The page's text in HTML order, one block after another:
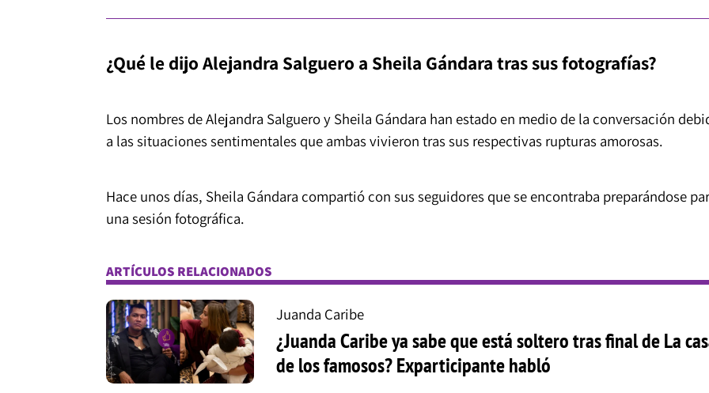
¿Qué le dijo Alejandra Salguero a Sheila Gándara tras sus fotografías?
Los nombres de Alejandra Salguero y Sheila Gándara han estado en medio de la conversación
a las situaciones sentimentales que ambas vivieron tras sus respectivas rupturas amorosas.
Hace unos días, Sheila Gándara compartió con sus seguidores que se encontraba preparándose
una sesión fotográfica.
ARTÍCULOS RELACIONADOS
Juanda Caribe
¿Juanda Caribe ya sabe que está soltero tras final de La
de los famosos? Exparticipante habló